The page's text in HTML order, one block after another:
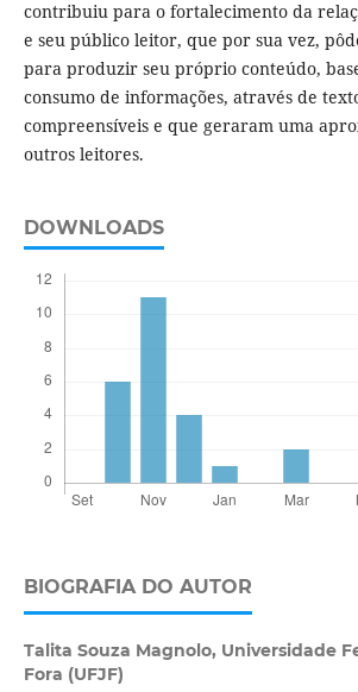
contribuiu para o fortalecimento da
e seu público leitor, que por sua vez,
para produzir seu próprio conteúdo,
consumo de informações, através de
compreensíveis e que geraram uma
outros leitores.
DOWNLOADS
BIOGRAFIA DO AUTOR
Talita Souza Magnolo, Universidade
Fora (UFJF)